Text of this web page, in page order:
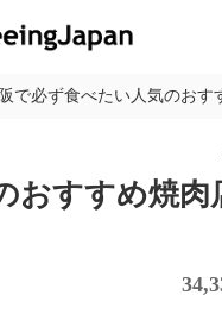
で必ず食べたい人気のおす
おすすめ焼肉